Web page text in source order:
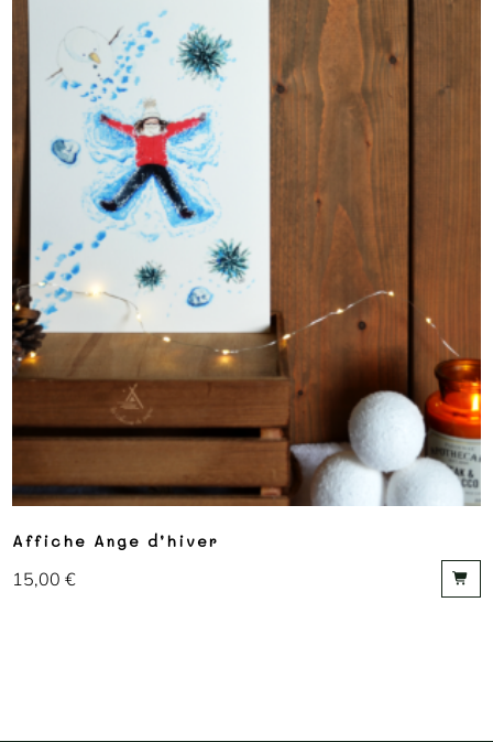
Affiche Ange d’hiver
15,00€